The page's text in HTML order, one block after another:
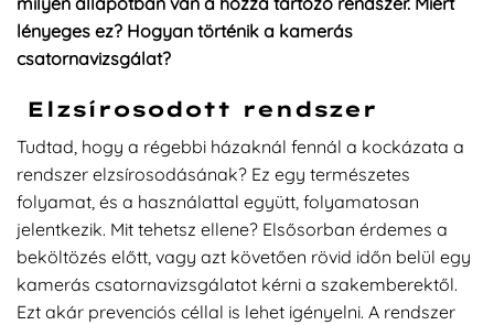
lényeges ez? Hogyan történik a kamerás
csatornavizsgálat?
Elzsírosodott rendszer
Tudtad, hogy a régebbi házaknál fennál a kockázata a
rendszer elzsírosodásának? Ez egy természetes
folyamat, és a használattal együtt, folyamatosan
jelentkezik. Mit tehetsz ellene? Elsősorban érdemes a
beköltözés előtt, vagy azt követően rövid időn belül egy
kamerás csatornavizsgálatot kérni a szakemberektől.
Ezt akár prevenciós céllal is lehet igényelni. A rendszer